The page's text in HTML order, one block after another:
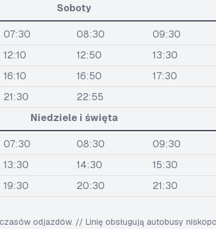
Soboty
07:30 08:30 09:30
12:10 12:50 13:30
16:10 16:50 17:30
21:30
22:55
Niedziele i święta
07:30 08:30 09:30
13:30 14:30 15:30
19:30 20:30 21:30
odjazdów. // Linię obsługują autobusy